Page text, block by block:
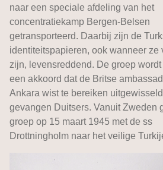
naar een speciale afdeling van het
concentratiekamp Bergen-Belsen
getransporteerd. Daarbij zijn de
identiteitspapieren, ook wanneer ze
zijn, levensreddend. De groep
een akkoord dat de Britse
Ankara wist te bereiken
gevangen Duitsers. Vanuit Zweden
groep op 15 maart 1945 met de ss
Drottningholm naar het veilige